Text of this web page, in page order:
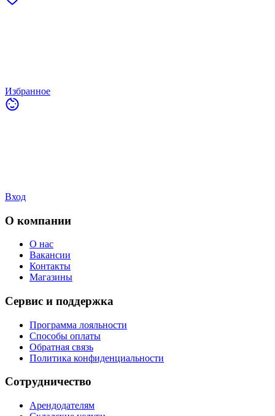
Избранное
Вход
О компании
О нас
Вакансии
Контакты
Магазины
Сервис и поддержка
Программа лояльности
Способы оплаты
Обратная связь
Политика конфиденциальности
Сотрудничество
Арендодателям